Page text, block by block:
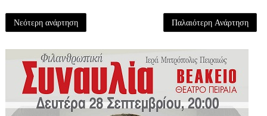
Νεότερη ανάρτηση Παλαιότερη Ανάρτηση